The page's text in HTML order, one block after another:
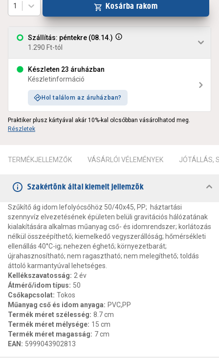
Szállítás: péntekre (08.14.)
1.290 Ft-tól
Készleten 23 áruházban
Készletinformáció
Hol találom az áruházban?
1 Kosárba rakom
Praktiker plusz kártyával akár 10%-kal olcsóbban vásárolhatod meg.
Részletek
TERMÉKJELLEMZŐK VÁSÁRLÓI VÉLEMÉNYEK JÓTÁLLÁS,
Szakértőnk által kiemelt jellemzők
Szűkítő ág idom lefolyócsőhöz 50/40x45, PP; háztartási
szennyvíz elvezetésének épületen belüli gravitációs hálózatának
kialakítására alkalmas műanyag cső- és idomrendszer; korlátozás
nélkül összeépíthető; kiemelkedő vegyszerállóság; hőmérsékleti
ellenállás 40°C-ig; nehezen éghető; környezetbarát;
újrahasznosítható; nem ragasztható; nem melegíthető; toldás
áttoló karmantyúval lehetséges.
Kellékszavatosság: 2 év
Átmérő/idom típus: 50
Csőkapcsolat: Tokos
Műanyag cső és idom anyaga: PVC,PP
Termék méret szélesség: 8.7 cm
Termék méret mélysége: 15 cm
Termék méret magasság: 7 cm
EAN : 5999043902813